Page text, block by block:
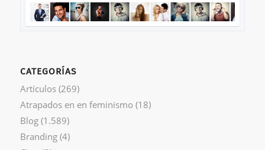
CATEGORÍAS
Artículos(269)
Atrapados en en feminismo (18)
Blog(1.589)
Branding(4)